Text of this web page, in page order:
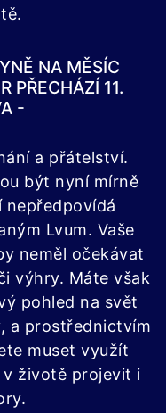
NA MĚSÍC
PŘECHÁZÍ 11.
-
a přátelství.
být nyní mírně
nepředpovídá
Lvum. Vaše
neměl očekávat
výhry. Máte však
pohled na svět
a prostřednictvím
muset využít
životě projevit i